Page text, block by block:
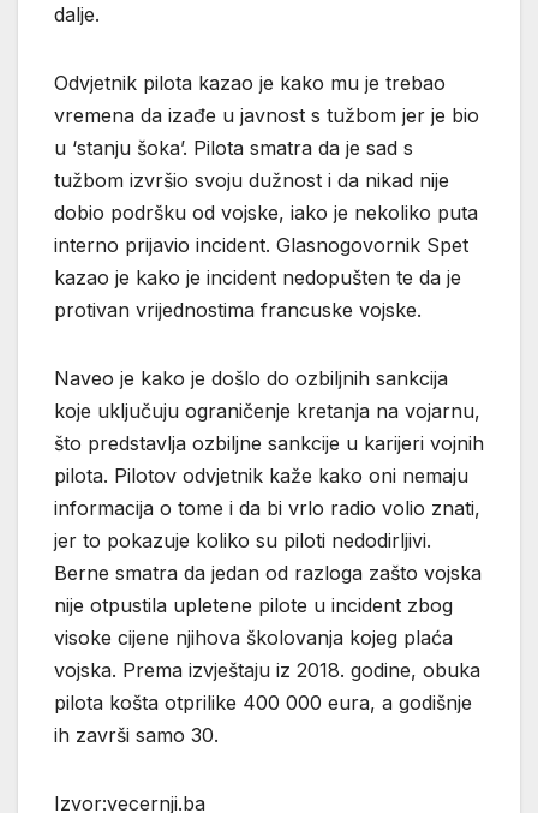
dalje.
Odvjetnik pilota kazao je kako mu je trebao
vremena da izađe u javnost s tužbom jer je bio
u ‘stanju šoka’. Pilota smatra da je sad s
tužbom izvršio svoju dužnost i da nikad nije
dobio podršku od vojske, iako je nekoliko puta
interno prijavio incident. Glasnogovornik Spet
kazao je kako je incident nedopušten te da je
protivan vrijednostima francuske vojske.
Naveo je kako je došlo do ozbiljnih sankcija
koje uključuju ograničenje kretanja na vojarnu,
što predstavlja ozbiljne sankcije u karijeri vojnih
pilota. Pilotov odvjetnik kaže kako oni nemaju
informacija o tome i da bi vrlo radio volio znati,
jer to pokazuje koliko su piloti nedodirljivi.
Berne smatra da jedan od razloga zašto vojska
nije otpustila upletene pilote u incident zbog
visoke cijene njihova školovanja kojeg plaća
vojska. Prema izvještaju iz 2018. godine, obuka
pilota košta otprilike 400 000 eura, a godišnje
ih završi samo 30.
Izvor:vecernji.ba